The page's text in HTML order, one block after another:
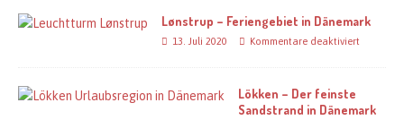
Lønstrup – Feriengebiet in Dänemark
13. Juli 2020 Kommentare deaktiviert
Lökken – Der feinste
Sandstrand in Dänemark